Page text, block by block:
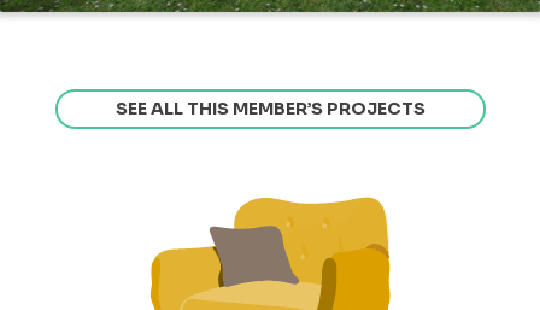
SEE ALL THIS MEMBER’S PROJECTS